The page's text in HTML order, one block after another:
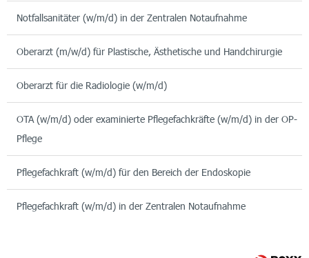
Notfallsanitäter (w/m/d) in der Zentralen Notaufnahme
Oberarzt (m/w/d) für Plastische, Ästhetische und Handchirurgie
Oberarzt für die Radiologie (w/m/d)
OTA (w/m/d) oder examinierte Pflegefachkräfte (w/m/d) in der OP-
Pflege
Pflegefachkraft (w/m/d) für den Bereich der Endoskopie
Pflegefachkraft (w/m/d) in der Zentralen Notaufnahme